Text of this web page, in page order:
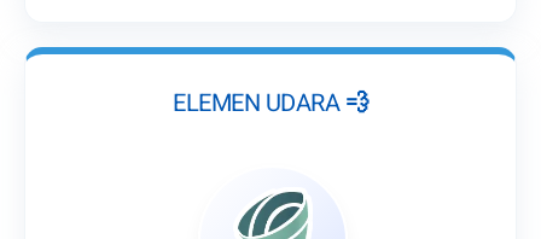
ELEMEN UDARA 💨